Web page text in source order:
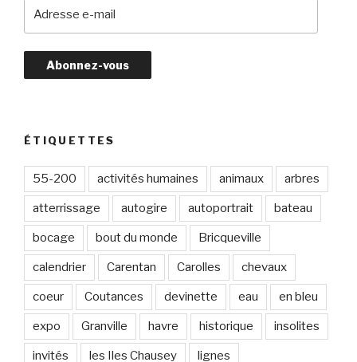
s
e
m
a
ÉTIQUETTES
55-200 activités humaines animaux arbres
atterrissage autogire autoportrait bateau
bocage bout du monde Bricqueville
calendrier Carentan Carolles chevaux
coeur Coutances devinette eau en bleu
expo Granville havre historique insolites
invités les Iles Chausey lignes